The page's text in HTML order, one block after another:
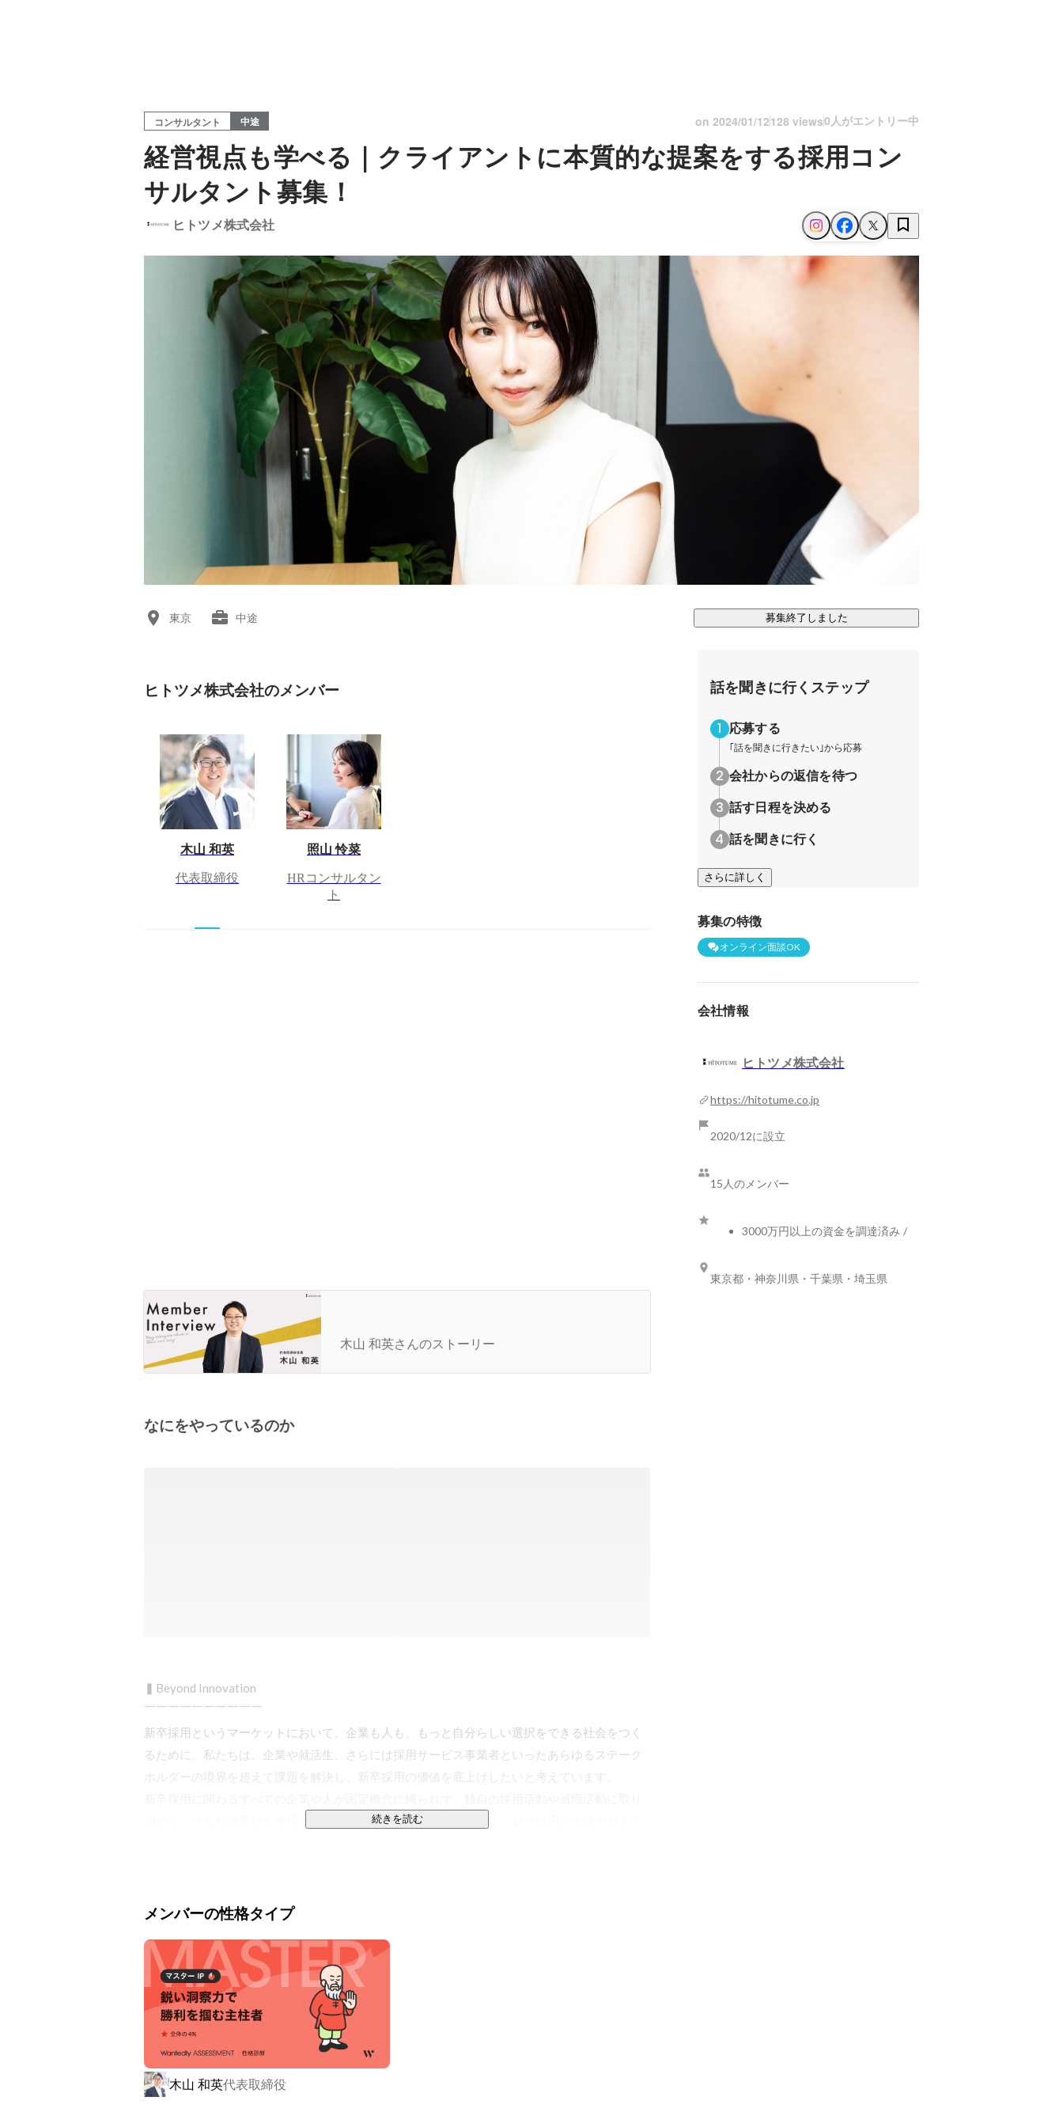
コンサルタント 中途 on 2024/01/12128 views0人がエントリー中
経営視点も学べる｜クライアントに本質的な提案をする採用コン
サルタント募集！
ヒトツメ株式会社
東京 中途 募集終了しました
ヒトツメ株式会社のメンバー
木山 和英
代表取締役
照山 怜菜
HRコンサルタン
ト
数3000人超え」日本トップクラスの支援実績を誇る
代表木山が仕掛ける、人材業界の新たな仕組みと今
木山 和英さんのストーリー
なにをやっているのか
▍Beyond Innovation
￣￣￣￣￣￣￣￣￣￣
新卒採用というマーケットにおいて、企業も人も、もっと自分らしい選択をできる社会をつく
るために。私たちは、企業や就活生、さらには採用サービス事業者といったあらゆるステーク
ホルダーの境界を超えて課題を解決し、新卒採用の価値を底上げしたいと考えています。
組める。そんな世界観を実現する新しいサービスを次々と生み出し、新卒採用の常識を変えて
￣￣￣￣￣￣￣￣￣￣
①採用に、Innovationを。
採用コンサルティングサービス「MARUTTO」
新卒採用の課題、難題をまるっと解決するサービス。それが「MARUTTO」です。60を超える
新卒領域のサービス会社とパートナー契約を結び、各社の特徴あるサービスを組み合わせ、企
業ごとの課題に応じた個社最適なソリューションを設計・提案します。採用ターゲット設定、
採用手法の策定、選考フロー構築、内定フォローまで。自社サービスにこだわらないフラット
続きを読む
メンバーの性格タイプ
木山 和英代表取締役
話を聞きに行くステップ
応募する
｢話を聞きに行きたい｣から応募
会社からの返信を待つ
話す日程を決める
話を聞きに行く
さらに詳しく
募集の特徴
オンライン面談OK
会社情報
ヒトツメ株式会社
https://hitotume.co.jp
2020/12に設立
15人のメンバー
3000万円以上の資金を調達済み /
東京都・神奈川県・千葉県・埼玉県